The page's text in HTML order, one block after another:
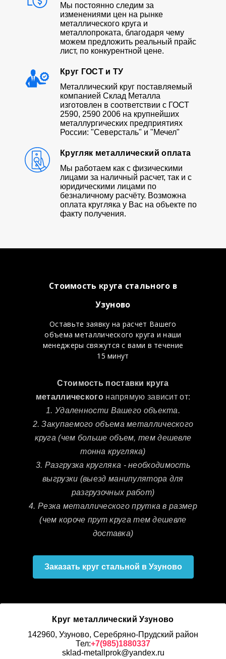
Мы постоянно следим за
изменениями цен на рынке
металлического круга и
металлопроката, благодаря чему
можем предложить реальный прайс
лист, по конкурентной цене.
Круг ГОСТ и ТУ
Металлический круг поставляемый
компанией Склад Металла
изготовлен в соответствии с ГОСТ
2590, 2590 2006 на крупнейших
металлургических предприятиях
России: "Северсталь" и "Мечел"
Кругляк металлический оплата
Мы работаем как с физическими
лицами за наличный расчет, так и с
юридическими лицами по
безналичному расчёту. Возможна
оплата кругляка у Вас на объекте по
факту получения.
Стоимость круга стального в
Узуново
Оставьте заявку на расчет Вашего
объема металлического круга и наши
менеджеры свяжутся с вами в течение
15 минут
Стоимость поставки круга
металлического напрямую зависит от:
1. Удаленности Вашего объекта.
2. Закупаемого объема металлического
круга (чем больше объем, тем дешевле
тонна кругляка)
3. Разгрузка кругляка - необходимость
выгрузки (выезд манипулятора для
разгрузочных работ)
4. Резка металлического прутка в размер
(чем короче прут круга тем дешевле
доставка)
Заказать круг стальной в Узуново
Круг металлический Узуново
142960, Узуново, Серебряно-Прудский район
Тел:+7(985)1880337
sklad-metallprok@yandex.ru